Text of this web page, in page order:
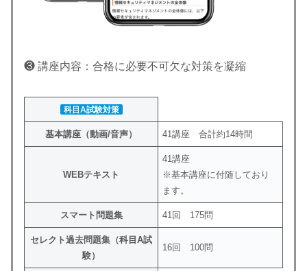
❸ 講座内容：合格に必要不可欠な対策を凝縮
科目A試験対策
基本講座（動画/音声） 41講座 合計約14時間
WEBテキスト
41講座
※基本講座に付随しており
ます。
スマート問題集 41回 175問
セレクト過去問題集（科目A試
験）
16回 100問